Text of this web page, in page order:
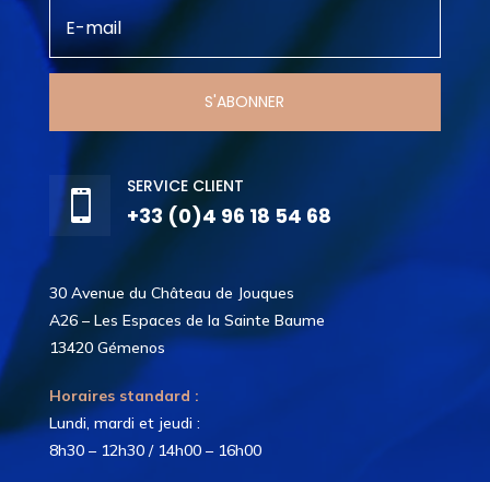
S'ABONNER

SERVICE CLIENT
+33 (0)4 96 18 54 68
30 Avenue du Château de Jouques
A26 – Les Espaces de la Sainte Baume
13420 Gémenos
Horaires standard :
Lundi, mardi et jeudi :
8h30 – 12h30 / 14h00 – 16h00